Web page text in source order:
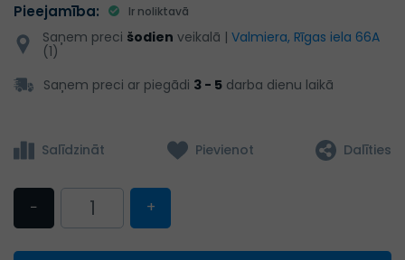
Pieejamība: Ir noliktavā
Saņem preci šodien veikalā |Valmiera, Rīgas iela 66A
(1)
Saņem preci ar piegādi 3 - 5 darba dienu laikā
Salīdzināt Pievienot Dalīties
− +